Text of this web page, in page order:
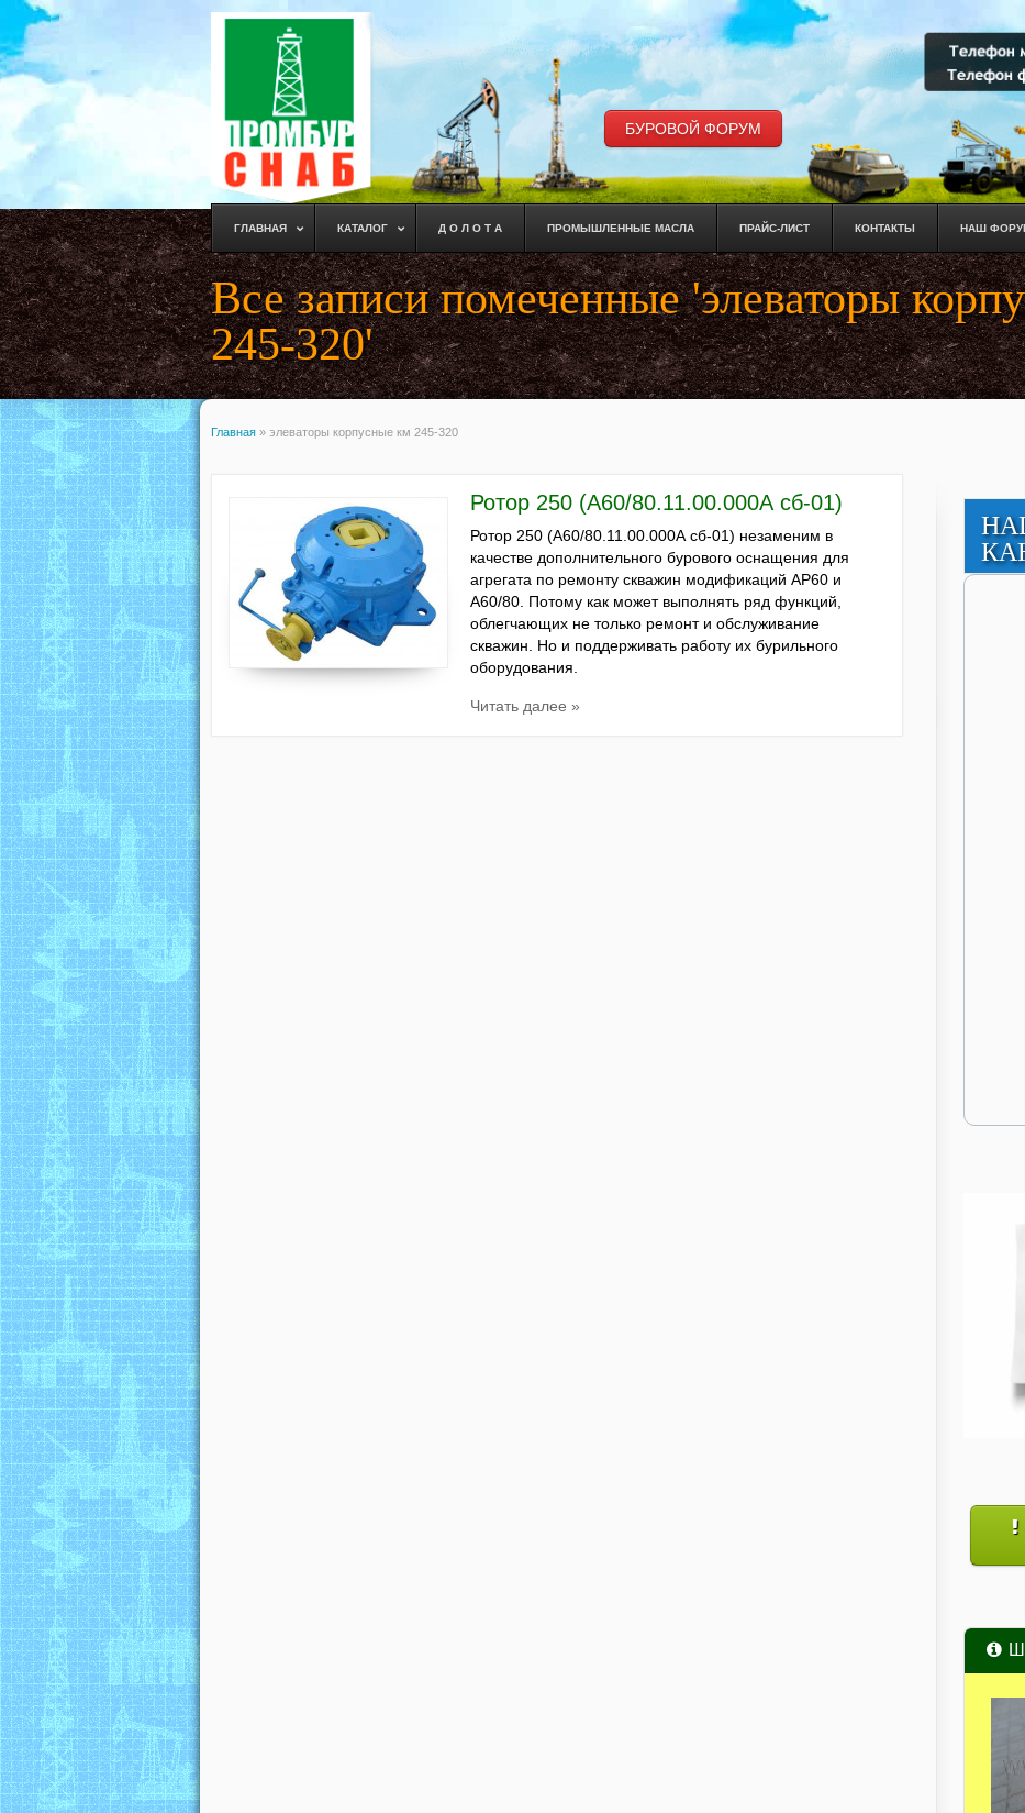
БУРОВОЙ ФОРУМ
ГЛАВНАЯ КАТАЛОГ Д О Л О Т А ПРОМЫШЛЕННЫЕ МАСЛА ПРАЙС-ЛИСТ КОНТАКТЫ НАШ
Все записи помеченные 'элеваторы
245-320'
Главная » элеваторы корпусные км 245-320
Ротор 250 (А60/80.11.00.000А сб-01)
Ротор 250 (А60/80.11.00.000А сб-01) незаменим в
качестве дополнительного бурового оснащения для
агрегата по ремонту скважин модификаций АР60 и
А60/80. Потому как может выполнять ряд функций,
облегчающих не только ремонт и обслуживание
скважин. Но и поддерживать работу их бурильного
оборудования.
Читать далее »